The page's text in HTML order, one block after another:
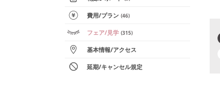
費用/プラン (46)
フェア/見学 (315)
基本情報/アクセス
延期/キャンセル規定